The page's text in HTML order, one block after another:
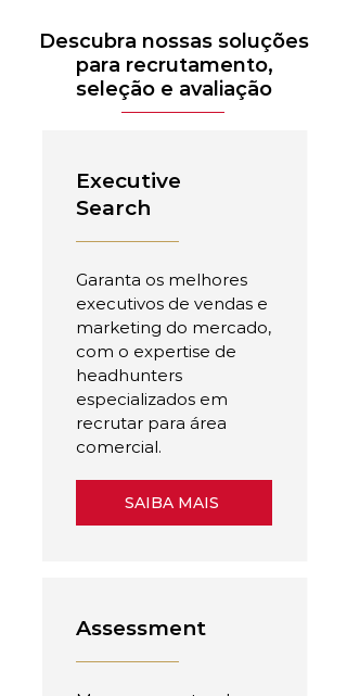
Descubra nossas soluções
para recrutamento,
seleção e avaliação
Executive
Search
Garanta os melhores
executivos de vendas e
marketing do mercado,
com o expertise de
headhunters
especializados em
recrutar para área
comercial.
SAIBA MAIS
Assessment